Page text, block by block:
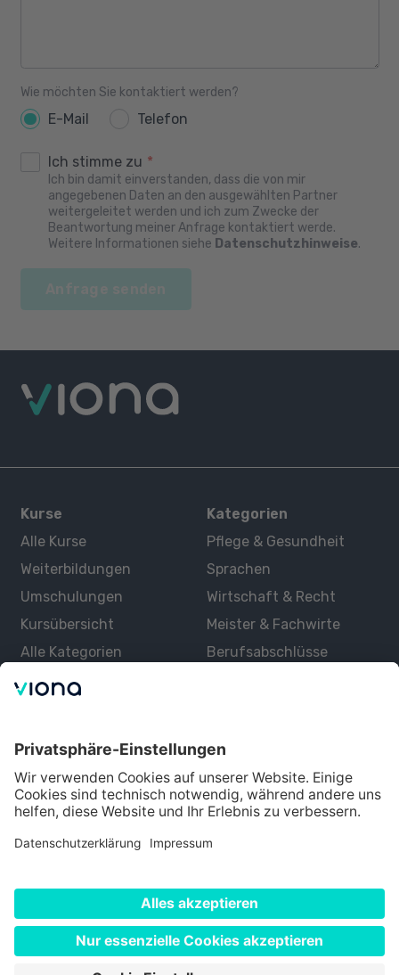
Wie möchten Sie kontaktiert werden?
E-Mail Telefon
Ich stimme zu *
Ich bin damit einverstanden, dass die von mir
angegebenen Daten an den ausgewählten Partner
weitergeleitet werden und ich zum Zwecke der
Beantwortung meiner Anfrage kontaktiert werde.
Weitere Informationen siehe Datenschutzhinweise.
Kurse
Alle Kurse
Weiterbildungen
Umschulungen
Kursübersicht
Alle Kategorien
Kategorien
Pflege & Gesundheit
Sprachen
Wirtschaft & Recht
Meister & Fachwirte
Berufsabschlüsse
Über uns
Lernen mit Viona
Alle Partner
Partner werden
Impressum
Nutzungsbedingungen
Cookie Einstellungen